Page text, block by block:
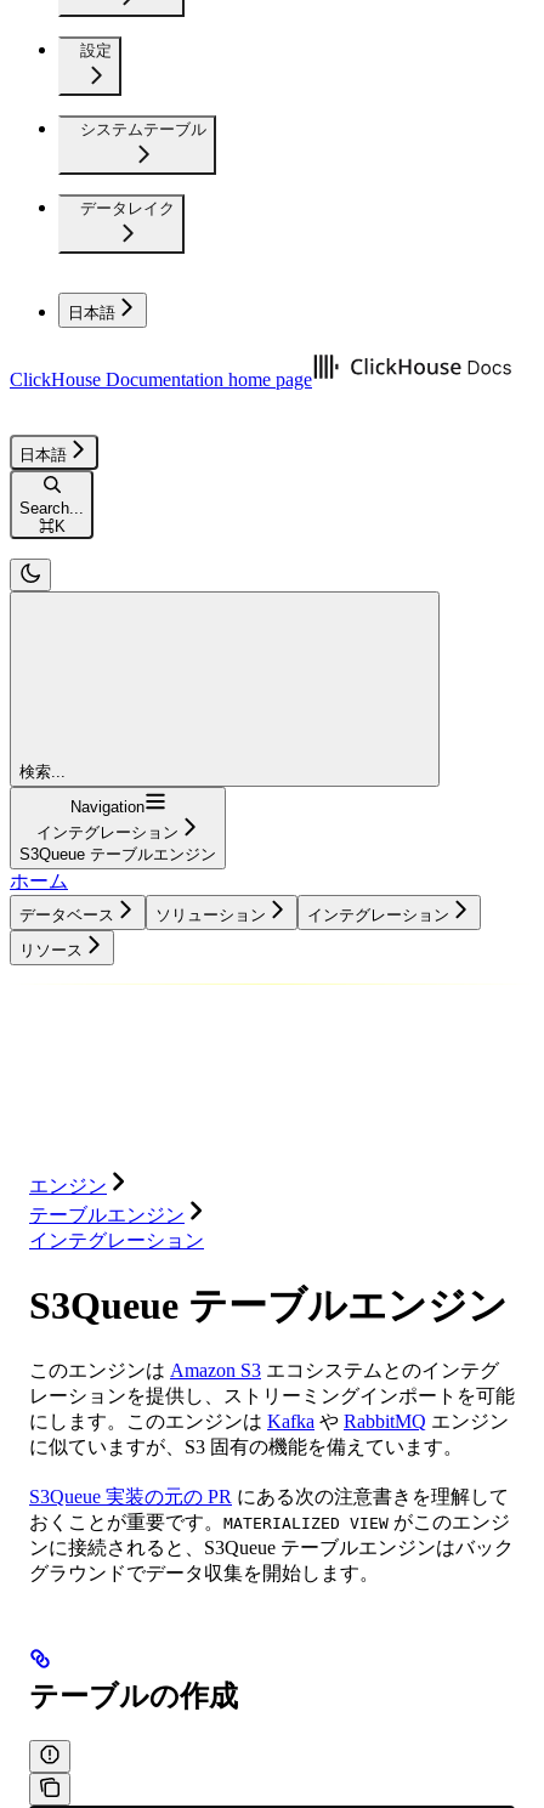
設定
システムテーブル
データレイク
日本語
ClickHouse Documentation home page
日本語
Search...
⌘K
検索...
Navigation
インテグレーション
S3Queue テーブルエンジン
ホーム
データベース ソリューション
インテグレーション
リソース
エンジン
テーブルエンジン
インテグレーション
S3Queue テーブルエンジン
このエンジンは Amazon S3 エコシステムとのインテグ
レーションを提供し、ストリーミングインポートを可能
にします。このエンジンは Kafka や RabbitMQ エンジン
に似ていますが、S3 固有の機能を備えています。
S3Queue 実装の元の PR にある次の注意書きを理解して
おくことが重要です。 MATERIALIZED VIEW がこのエンジ
ンに接続されると、S3Queue テーブルエンジンはバック
グラウンドでデータ収集を開始します。
テーブルの作成